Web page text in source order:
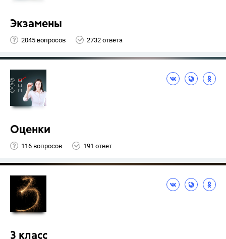
Экзамены
2045 вопросов 2732 ответа
Оценки
116 вопросов 191 ответ
3 класс